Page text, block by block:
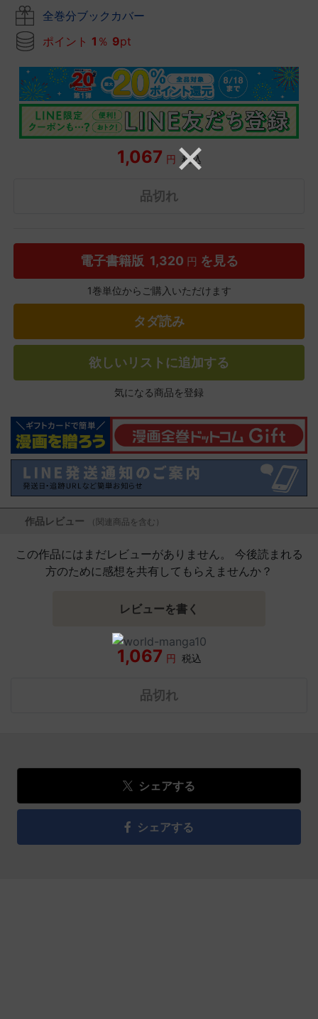
全巻分ブックカバー
ポイント 1 ％ 9pt
1,067 円 税込
品切れ
電子書籍版 1,320 円 を見る
1巻単位からご購入いただけます
タダ読み
欲しいリストに追加する
気になる商品を登録
作品レビュー （関連商品を含む）
この作品にはまだレビューがありません。 今後読まれる
方のために感想を共有してもらえませんか？
レビューを書く
1,067 円 税込
品切れ
シェアする
シェアする